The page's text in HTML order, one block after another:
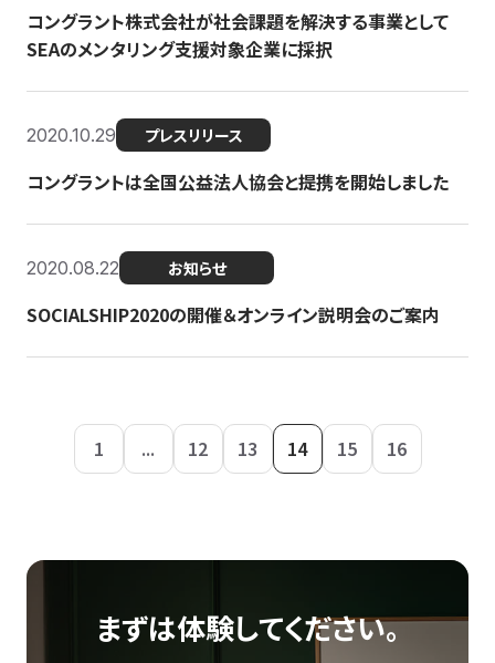
コングラント株式会社が社会課題を解決する事業として
SEAのメンタリング支援対象企業に採択
2020.10.29 プレスリリース
コングラントは全国公益法人協会と提携を開始しました
2020.08.22 お知らせ
SOCIALSHIP2020の開催＆オンライン説明会のご案内
1 ... 12 13 14 15 16
まずは体験してください。